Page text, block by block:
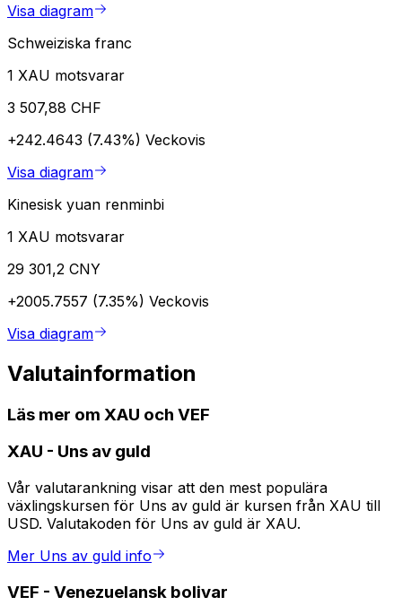
Visa diagram
Schweiziska franc
1 XAU motsvarar
3 507,88 CHF
+242.4643 (7.43%) Veckovis
Visa diagram
Kinesisk yuan renminbi
1 XAU motsvarar
29 301,2 CNY
+2005.7557 (7.35%) Veckovis
Visa diagram
Valutainformation
Läs mer om XAU och VEF
XAU - Uns av guld
Vår valutarankning visar att den mest populära
växlingskursen för Uns av guld är kursen från XAU till
USD. Valutakoden för Uns av guld är XAU.
Mer Uns av guld info
VEF - Venezuelansk bolivar